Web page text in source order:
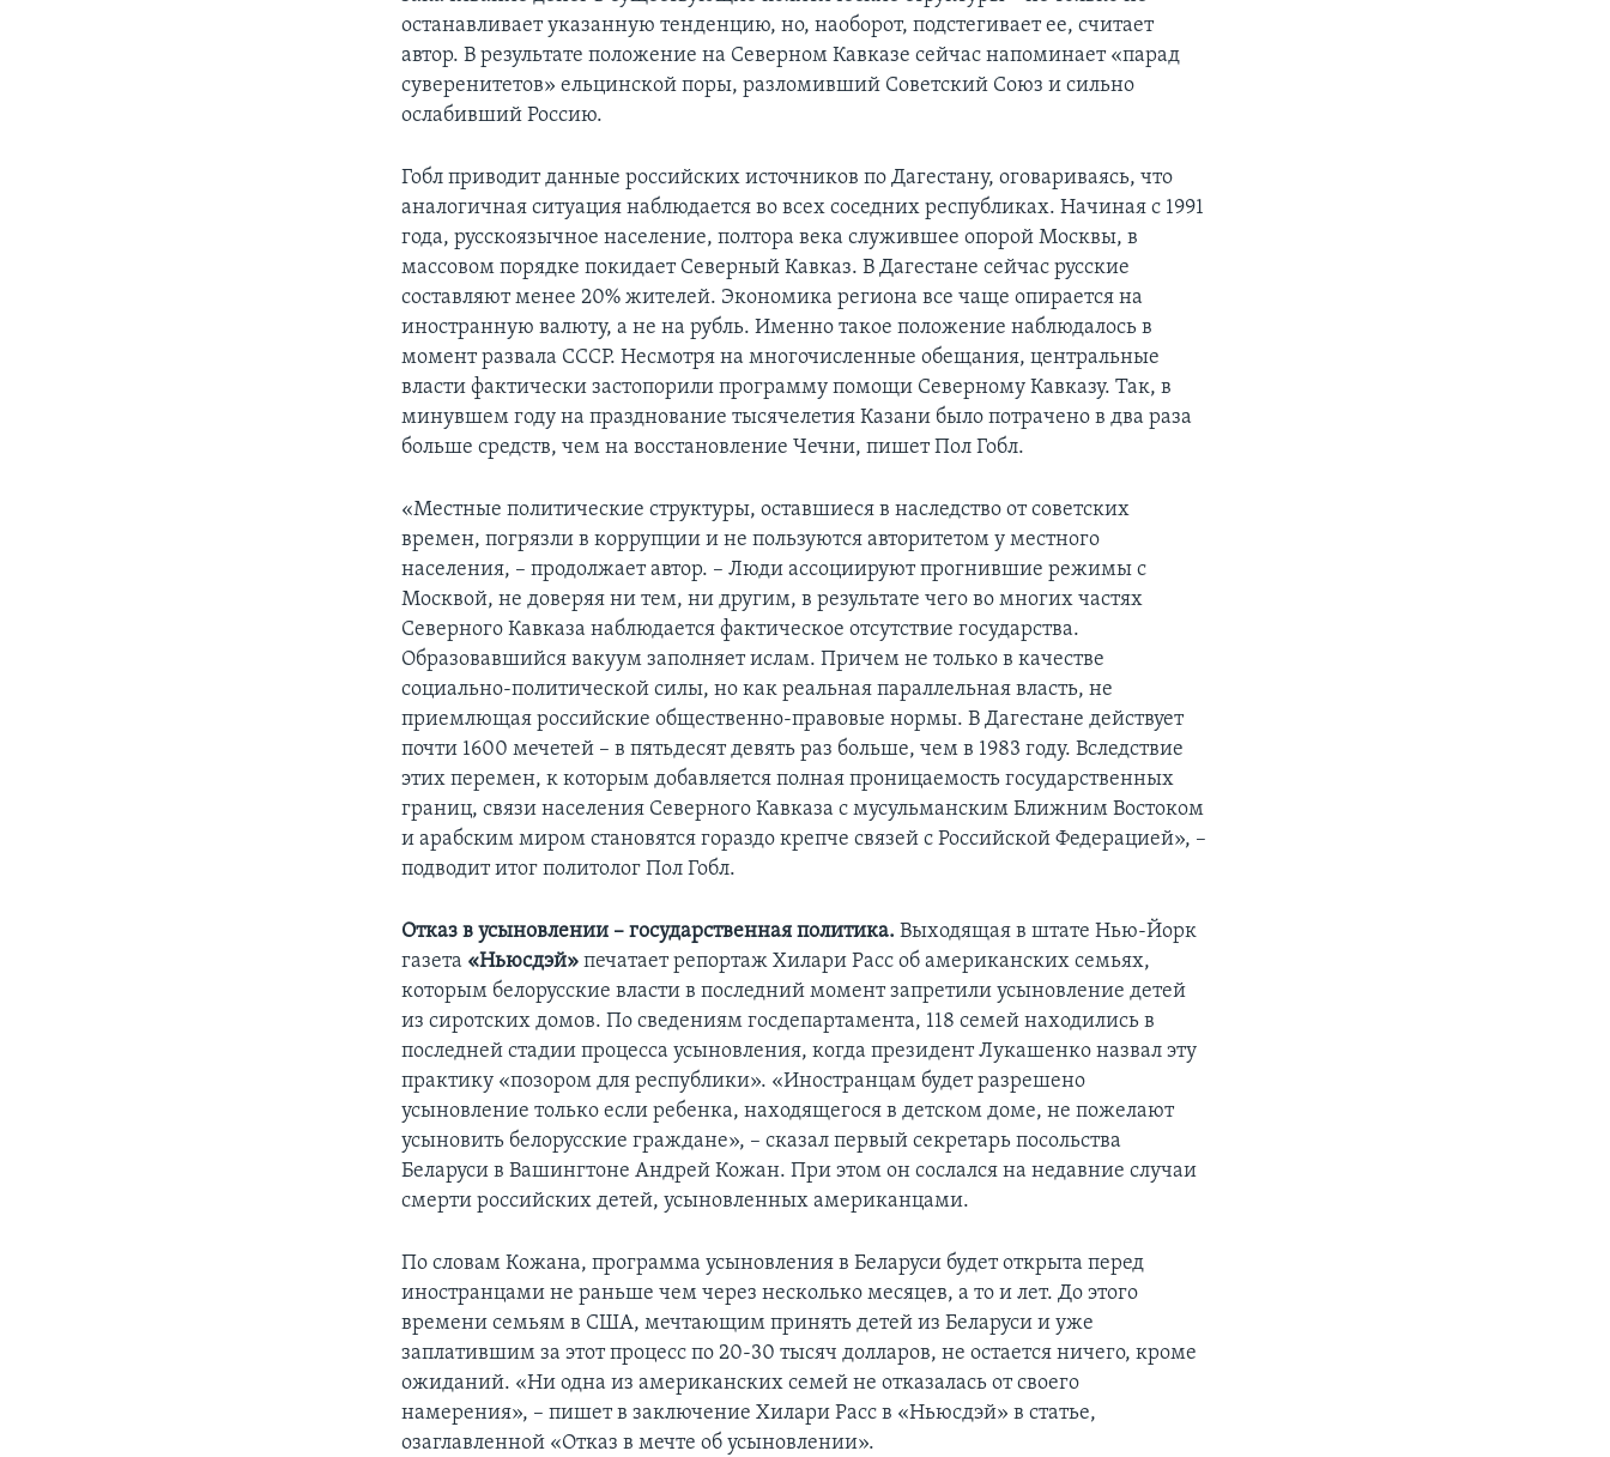
останавливает указанную тенденцию, но, наоборот, подстегивает ее, считает
автор. В результате положение на Северном Кавказе сейчас напоминает «парад
суверенитетов» ельцинской поры, разломивший Советский Союз и сильно
ослабивший Россию.
Гобл приводит данные российских источников по Дагестану, оговариваясь, что
аналогичная ситуация наблюдается во всех соседних республиках. Начиная с 1991
года, русскоязычное население, полтора века служившее опорой Москвы, в
массовом порядке покидает Северный Кавказ. В Дагестане сейчас русские
составляют менее 20% жителей. Экономика региона все чаще опирается на
иностранную валюту, а не на рубль. Именно такое положение наблюдалось в
момент развала СССР. Несмотря на многочисленные обещания, центральные
власти фактически застопорили программу помощи Северному Кавказу. Так, в
минувшем году на празднование тысячелетия Казани было потрачено в два раза
больше средств, чем на восстановление Чечни, пишет Пол Гобл.
«Местные политические структуры, оставшиеся в наследство от советских
времен, погрязли в коррупции и не пользуются авторитетом у местного
населения, – продолжает автор. – Люди ассоциируют прогнившие режимы с
Москвой, не доверяя ни тем, ни другим, в результате чего во многих частях
Северного Кавказа наблюдается фактическое отсутствие государства.
Образовавшийся вакуум заполняет ислам. Причем не только в качестве
социально-политической силы, но как реальная параллельная власть, не
приемлющая российские общественно-правовые нормы. В Дагестане действует
почти 1600 мечетей – в пятьдесят девять раз больше, чем в 1983 году. Вследствие
этих перемен, к которым добавляется полная проницаемость государственных
границ, связи населения Северного Кавказа с мусульманским Ближним Востоком
и арабским миром становятся гораздо крепче связей с Российской Федерацией», –
подводит итог политолог Пол Гобл.
Отказ в усыновлении – государственная политика. Выходящая в штате Нью-Йорк
газета «Ньюсдэй» печатает репортаж Хилари Расс об американских семьях,
которым белорусские власти в последний момент запретили усыновление детей
из сиротских домов. По сведениям госдепартамента, 118 семей находились в
последней стадии процесса усыновления, когда президент Лукашенко назвал эту
практику «позором для республики». «Иностранцам будет разрешено
усыновление только если ребенка, находящегося в детском доме, не пожелают
усыновить белорусские граждане», – сказал первый секретарь посольства
Беларуси в Вашингтоне Андрей Кожан. При этом он сослался на недавние случаи
смерти российских детей, усыновленных американцами.
По словам Кожана, программа усыновления в Беларуси будет открыта перед
иностранцами не раньше чем через несколько месяцев, а то и лет. До этого
времени семьям в США, мечтающим принять детей из Беларуси и уже
заплатившим за этот процесс по 20-30 тысяч долларов, не остается ничего, кроме
ожиданий. «Ни одна из американских семей не отказалась от своего
намерения», – пишет в заключение Хилари Расс в «Ньюсдэй» в статье,
озаглавленной «Отказ в мечте об усыновлении».